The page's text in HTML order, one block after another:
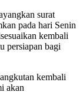
surat
pada hari Senin
kembali
persiapan bagi
kembali
akan